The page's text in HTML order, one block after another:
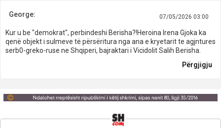
George: 07/05/2026 03:00
Kur u be "demokrat", perbindeshi Berisha?!Heroina Irena Gjoka ka
qenë objekt i sulmeve të përsëritura nga ana e kryetarit te agjntures
serb0-greko-ruse ne Shqiperi, bajraktari i Vicidolit Salih Berisha.
Përgjigju